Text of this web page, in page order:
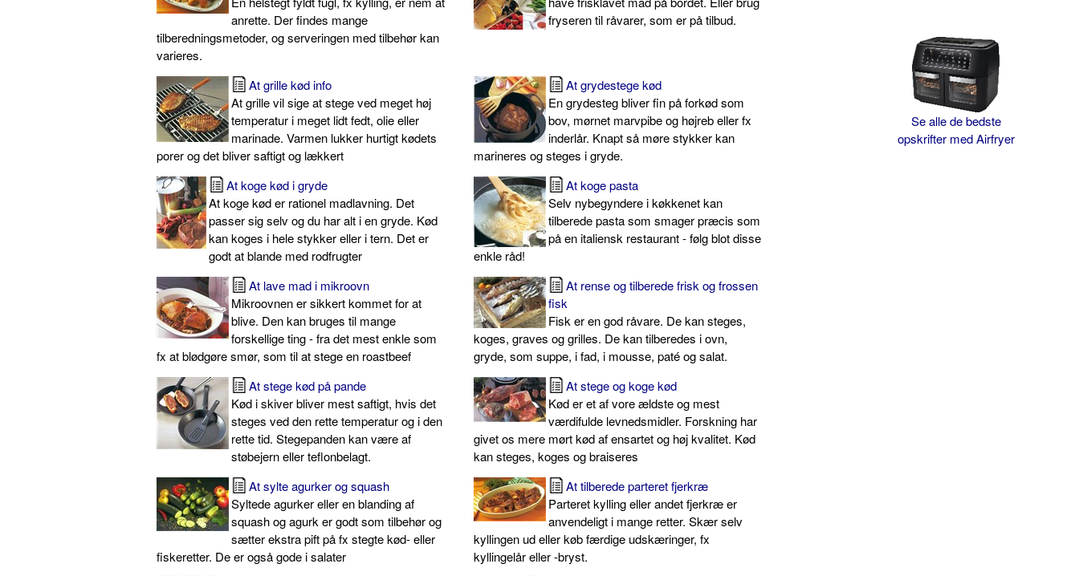
anrette. Der findes mange
tilberedningsmetoder, og serveringen med tilbehør kan
varieres.
fryseren til råvarer, som er på tilbud.
At grille kød info
At grille vil sige at stege ved meget høj
temperatur i meget lidt fedt, olie eller
marinade. Varmen lukker hurtigt kødets
porer og det bliver saftigt og lækkert
At grydestege kød
En grydesteg bliver fin på forkød som
bov, mørnet marvpibe og højreb eller fx
inderlår. Knapt så møre stykker kan
marineres og steges i gryde.
At koge kød i gryde
At koge kød er rationel madlavning. Det
passer sig selv og du har alt i en gryde. Kød
kan koges i hele stykker eller i tern. Det er
godt at blande med rodfrugter
At koge pasta
Selv nybegyndere i køkkenet kan
tilberede pasta som smager præcis som
på en italiensk restaurant - følg blot disse
enkle råd!
At lave mad i mikroovn
Mikroovnen er sikkert kommet for at
blive. Den kan bruges til mange
forskellige ting - fra det mest enkle som
fx at blødgøre smør, som til at stege en roastbeef
At rense og tilberede frisk og frossen
fisk
Fisk er en god råvare. De kan steges,
koges, graves og grilles. De kan tilberedes i ovn,
gryde, som suppe, i fad, i mousse, paté og salat.
At stege kød på pande
Kød i skiver bliver mest saftigt, hvis det
steges ved den rette temperatur og i den
rette tid. Stegepanden kan være af
støbejern eller teflonbelagt.
At stege og koge kød
Kød er et af vore ældste og mest
værdifulde levnedsmidler. Forskning har
givet os mere mørt kød af ensartet og høj kvalitet. Kød
kan steges, koges og braiseres
At sylte agurker og squash
Syltede agurker eller en blanding af
squash og agurk er godt som tilbehør og
sætter ekstra pift på fx stegte kød- eller
fiskeretter. De er også gode i salater
At tilberede parteret fjerkræ
Parteret kylling eller andet fjerkræ er
anvendeligt i mange retter. Skær selv
kyllingen ud eller køb færdige udskæringer, fx
kyllingelår eller -bryst.
Se alle de bedste
opskrifter med Airfryer